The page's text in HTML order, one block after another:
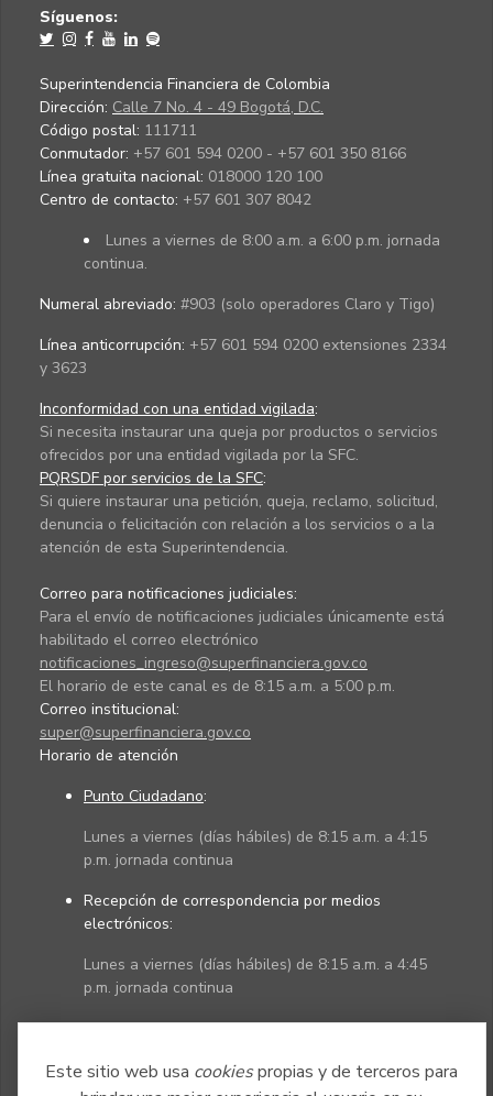
Este sitio web usa cookiespropias y de terceros para
Síguenos:
Superintendencia Financiera de Colombia
Dirección: Calle 7 No. 4 - 49 Bogotá, D.C.
Código postal: 111711
Conmutador: +57 601 594 0200 - +57 601 350 8166
Línea gratuita nacional: 018000 120 100
Centro de contacto: +57 601 307 8042
Lunes a viernes de 8:00 a.m. a 6:00 p.m. jornada
continua.
Numeral abreviado: #903 (solo operadores Claro y Tigo)
Línea anticorrupción: +57 601 594 0200 extensiones 2334
y 3623
Inconformidad con una entidad vigilada:
Si necesita instaurar una queja por productos o servicios
ofrecidos por una entidad vigilada por la SFC.
PQRSDF por servicios de la SFC:
Si quiere instaurar una petición, queja, reclamo, solicitud,
denuncia o felicitación con relación a los servicios o a la
atención de esta Superintendencia.
Correo para notificaciones judiciales:
Para el envío de notificaciones judiciales únicamente está
habilitado el correo electrónico
notificaciones_ingreso@superfinanciera.gov.co
El horario de este canal es de 8:15 a.m. a 5:00 p.m.
Correo institucional:
super@superfinanciera.gov.co
Horario de atención
Punto Ciudadano:
Lunes a viernes (días hábiles) de 8:15 a.m. a 4:15
p.m. jornada continua
Recepción de correspondencia por medios
electrónicos:
Lunes a viernes (días hábiles) de 8:15 a.m. a 4:45
p.m. jornada continua